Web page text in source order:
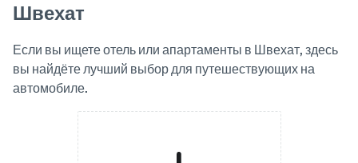
Швехат
Если вы ищете отель или апартаменты в Швехат, здесь
вы найдёте лучший выбор для путешествующих на
автомобиле.